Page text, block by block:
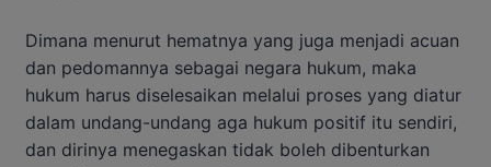
Dimana menurut hematnya yang juga menjadi acuan
dan pedomannya sebagai negara hukum, maka
hukum harus diselesaikan melalui proses yang diatur
dalam undang-undang aga hukum positif itu sendiri,
dan dirinya menegaskan tidak boleh dibenturkan